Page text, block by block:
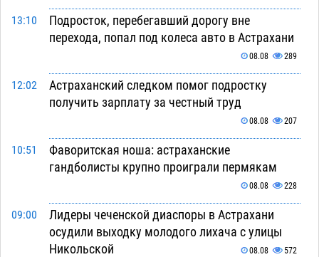
13:10
Подросток, перебегавший дорогу вне
перехода, попал под колеса авто в Астрахани
08.08 289
12:02
Астраханский следком помог подростку
получить зарплату за честный труд
08.08 207
10:51
Фаворитская ноша: астраханские
гандболисты крупно проиграли пермякам
08.08 228
09:00
Лидеры чеченской диаспоры в Астрахани
осудили выходку молодого лихача с улицы
Никольской
08.08 572